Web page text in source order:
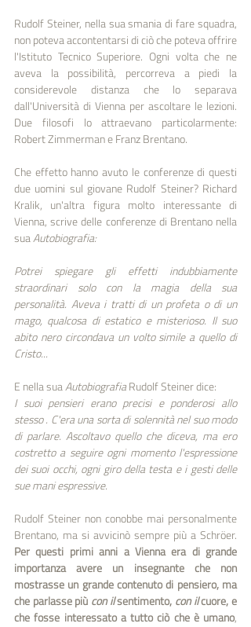
Rudolf Steiner, nella sua smania di fare squadra,
non poteva accontentarsi di ciò che poteva offrire
l'Istituto Tecnico Superiore. Ogni volta che ne
aveva la possibilità, percorreva a piedi la
considerevole distanza che lo separava
dall'Università di Vienna per ascoltare le lezioni.
Due filosofi lo attraevano particolarmente:
Robert Zimmerman e Franz Brentano.
Che effetto hanno avuto le conferenze di questi
due uomini sul giovane Rudolf Steiner? Richard
Kralik, un'altra figura molto interessante di
Vienna, scrive delle conferenze di Brentano nella
sua Autobiografia:
Potrei spiegare gli effetti indubbiamente
straordinari solo con la magia della sua
personalità. Aveva i tratti di un profeta o di un
mago, qualcosa di estatico e misterioso. Il suo
abito nero circondava un volto simile a quello di
Cristo...
E nella sua Autobiografia Rudolf Steiner dice:
I suoi pensieri erano precisi e ponderosi allo
stesso . C'era una sorta di solennità nel suo modo
di parlare. Ascoltavo quello che diceva, ma ero
costretto a seguire ogni momento l'espressione
dei suoi occhi, ogni giro della testa e i gesti delle
sue mani espressive.
Rudolf Steiner non conobbe mai personalmente
Per questi primi anni a Vienna era di grande
importanza avere un insegnante che non
mostrasse un grande contenuto di pensiero, ma
che parlasse più con il sentimento, con il cuore, e
che fosse interessato a tutto ciò che è umano,